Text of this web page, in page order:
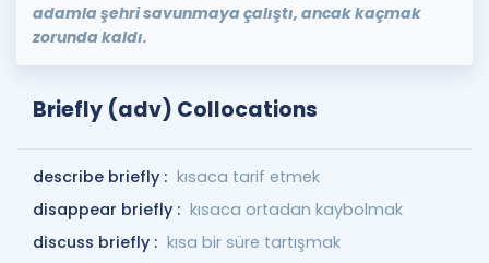
adamla şehri savunmaya çalıştı, ancak kaçmak
zorunda kaldı.
Briefly (adv) Collocations
describe briefly : kısaca tarif etmek
disappear briefly : kısaca ortadan kaybolmak
discuss briefly : kısa bir süre tartışmak